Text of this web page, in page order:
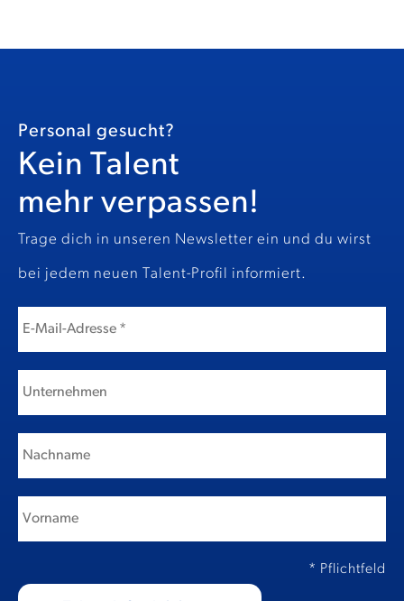
Personal gesucht?
Kein Talent
mehr verpassen!
Trage dich in unseren Newsletter ein und du wirst
bei jedem neuen Talent-Profil informiert.
* Pflichtfeld